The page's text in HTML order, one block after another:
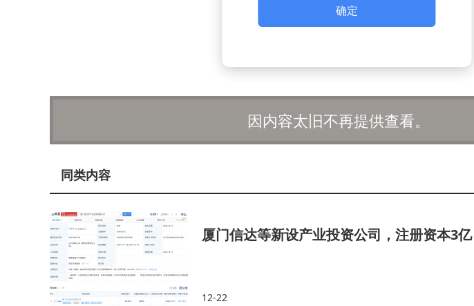
确定
因内容太旧不再提供查看。
同类内容
厦门信达等新设产业投资公司，注册资本3亿
12-22